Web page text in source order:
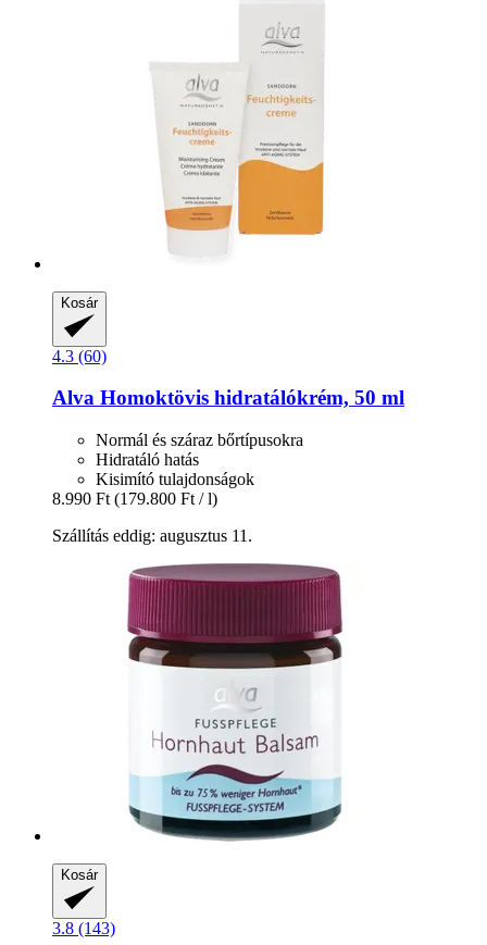
Kosár
4.3 (60)
Alva Homoktövis hidratálókrém, 50 ml
Normál és száraz bőrtípusokra
Hidratáló hatás
Kisimító tulajdonságok
8.990 Ft (179.800 Ft / l)
Szállítás eddig: augusztus 11.
Kosár
3.8 (143)